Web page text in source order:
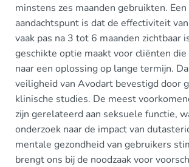
minstens zes maanden gebruikten.
aandachtspunt is dat de effectiviteit
vaak pas na 3 tot 6 maanden zichtbaar
geschikte optie maakt voor cliënten die
naar een oplossing op lange termijn.
veiligheid van Avodart bevestigd door
klinische studies. De meest
zijn gerelateerd aan seksuele functie,
onderzoek naar de impact van
mentale gezondheid van gebruikers
brengt ons bij de noodzaak voor